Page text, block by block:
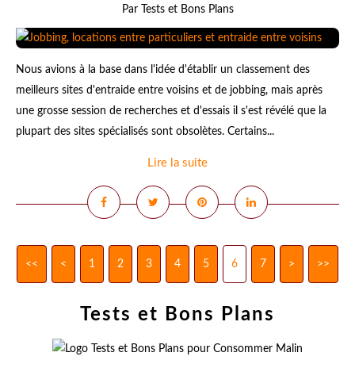
Par Tests et Bons Plans
Nous avions à la base dans l'idée d'établir un classement des
meilleurs sites d'entraide entre voisins et de jobbing, mais après
une grosse session de recherches et d'essais il s'est révélé que la
plupart des sites spécialisés sont obsolètes. Certains...
Lire la suite
<< < 1 2 3 4 5 6 7 > >>
Tests et Bons Plans